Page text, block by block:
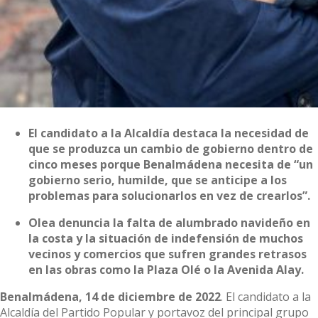
El candidato a la Alcaldía destaca la necesidad de
que se produzca un cambio de gobierno dentro de
cinco meses porque Benalmádena necesita de “un
gobierno serio, humilde, que se anticipe a los
problemas para solucionarlos en vez de crearlos”.
Olea denuncia la falta de alumbrado navideño en
la costa y la situación de indefensión de muchos
vecinos y comercios que sufren grandes retrasos
en las obras como la Plaza Olé o la Avenida Alay.
Benalmádena, 14 de diciembre de 2022. El candidato a la
Alcaldía del Partido Popular y portavoz del principal grupo